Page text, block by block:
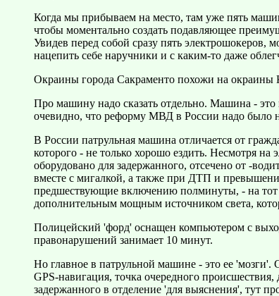
Когда мы прибываем на место, там уже пять
чтобы моментально создать подавляющее
Увидев перед собой сразу пять электрошокеров,
нацепить себе наручники и с каким-то даже
Окраины города Сакраменто похожи на окраины
Про машину надо сказать отдельно. Машина -
очевидно, что реформу МВД в России надо было
В России патрульная машина отличается от
которого - не только хорошо ездить. Несмотря на
оборудовано для задержанного, отсечено от -
вместе с мигалкой, а также при ДТП и
предшествующие включению полминуты, - на тот
дополнительным мощным источником света,
Полицейский 'форд' оснащен компьютером с
правонарушений занимает 10 минут.
Но главное в патрульной машине - это ее 'мозги'.
GPS-навигация, точка очередного
задержанного в отделение 'для выяснения', тут